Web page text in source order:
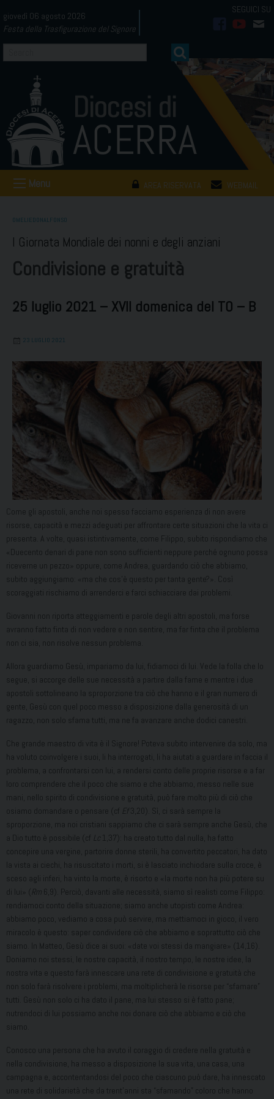
to
content
giovedì 06 agosto 2026
Festa della Trasfigurazione del Signore
AREA RISERVATA WEBMAIL
Menu
OMELIEDONALFONSO
I Giornata Mondiale dei nonni e degli anziani
Condivisione e gratuità
25 luglio 2021 – XVII domenica del TO – B
23 LUGLIO 2021
Come gli apostoli, anche noi spesso facciamo esperienza di non avere
risorse, capacità e mezzi adeguati per affrontare certe situazioni che la vita ci
presenta. A volte, quasi istintivamente, come Filippo, subito rispondiamo che
«Duecento denari di pane non sono sufficienti neppure perché ognuno possa
riceverne un pezzo» oppure, come Andrea, guardando ciò che abbiamo,
subito aggiungiamo: «ma che cos’è questo per tanta gente?». Così
scoraggiati rischiamo di arrenderci e farci schiacciare dai problemi.
Giovanni non riporta atteggiamenti e parole degli altri apostoli, ma forse
avranno fatto finta di non vedere e non sentire, ma far finta che il problema
non ci sia, non risolve nessun problema.
Allora guardiamo Gesù, impariamo da lui, fidiamoci di lui. Vede la folla che lo
segue, si accorge delle sue necessità a partire dalla fame e mentre i due
apostoli sottolineano la sproporzione tra ciò che hanno e il gran numero di
gente, Gesù con quel poco messo a disposizione dalla generosità di un
ragazzo, non solo sfama tutti, ma ne fa avanzare anche dodici canestri.
Che grande maestro di vita è il Signore! Poteva subito intervenire da solo, ma
ha voluto coinvolgere i suoi, li ha interrogati, li ha aiutati a guardare in faccia il
problema, a confrontarsi con lui, a rendersi conto delle proprie risorse e a far
loro comprendere che il poco che siamo e che abbiamo, messo nelle sue
mani, nello spirito di condivisione e gratuità, può fare molto più di ciò che
osiamo domandare o pensare (cf Ef 3,20). Sì, ci sarà sempre la
sproporzione, ma noi cristiani sappiamo che ci sarà sempre anche Gesù, che
a Dio tutto è possibile (cf Lc 1,37): ha creato tutto dal nulla, ha fatto
concepire una vergine, partorire donne sterili, ha convertito peccatori, ha dato
la vista ai ciechi, ha risuscitato i morti, si è lasciato inchiodare sulla croce, è
sceso agli inferi, ha vinto la morte, è risorto e «la morte non ha più potere su
di lui» ( Rm 6,9). Perciò, davanti alle necessità, siamo sì realisti come Filippo:
rendiamoci conto della situazione; siamo anche utopisti come Andrea:
abbiamo poco, vediamo a cosa può servire, ma mettiamoci in gioco, il vero
miracolo è questo: saper condividere ciò che abbiamo e soprattutto ciò che
siamo. In Matteo, Gesù dice ai suoi: «date voi stessi da mangiare» (14,16).
Doniamo noi stessi, le nostre capacità, il nostro tempo, le nostre idee, la
nostra vita e questo farà innescare una rete di condivisione e gratuità che
non solo farà risolvere i problemi, ma moltiplicherà le risorse per “sfamare”
tutti. Gesù non solo ci ha dato il pane, ma lui stesso si è fatto pane;
nutrendoci di lui possiamo anche noi donare ciò che abbiamo e ciò che
siamo.
Conosco una persona che ha avuto il coraggio di credere nella gratuità e
nella condivisione, ha messo a disposizione la sua vita, una casa, una
campagna e, accontentandosi del poco che ciascuno può dare, ha innescato
una rete di solidarietà che da trent’anni sta “sfamando” coloro che hanno